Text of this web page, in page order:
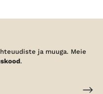
ja muuga. Meie
.